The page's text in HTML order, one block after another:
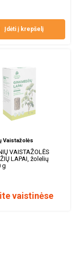
Įdėti į krepšelį
Vaistažolės
VAISTAŽOLĖS
LAPAI, žolelių
g
vaistinėse